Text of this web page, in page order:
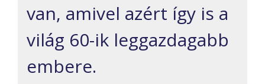
van, amivel azért így is a
világ 60-ik leggazdagabb
embere.